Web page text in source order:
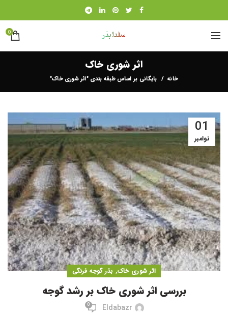
0
اثر شوری خاک
خانه بایگانی بر اساس طبقه بندی "اثر شوری خاک"
01
نوامبر
اثر شوری خاک, بذر گوجه فرنگی
بررسی اثر شوری خاک بر رشد گوجه
Eldabazr
0